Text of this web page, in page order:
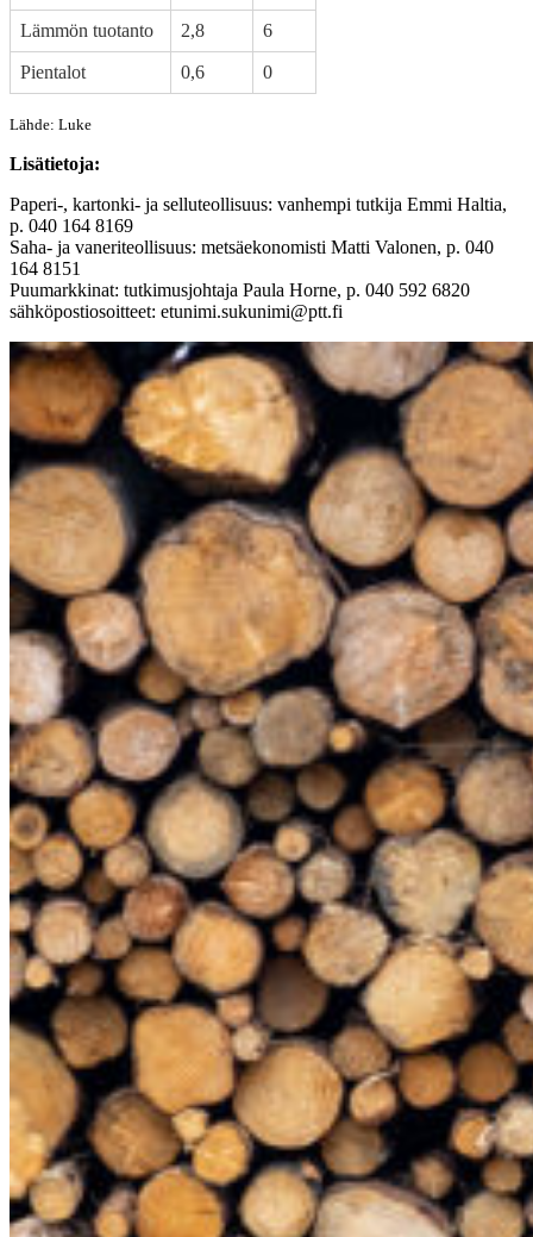
Lämmön tuotanto 2,8 6
Pientalot 0,6 0
Lähde: Luke
Lisätietoja:
Paperi-, kartonki- ja selluteollisuus: vanhempi tutkija Emmi Haltia,
p. 040 164 8169
Saha- ja vaneriteollisuus: metsäekonomisti Matti Valonen, p. 040
164 8151
Puumarkkinat: tutkimusjohtaja Paula Horne, p. 040 592 6820
sähköpostiosoitteet: etunimi.sukunimi@ptt.fi